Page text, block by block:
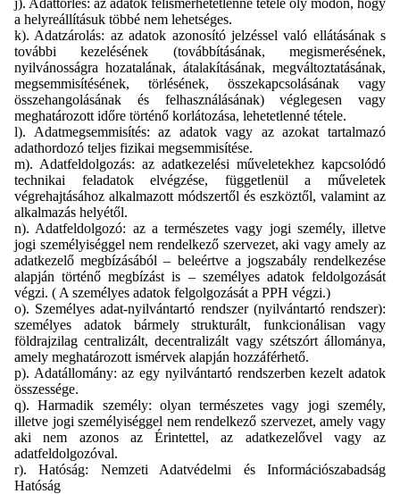
a helyreállításuk többé nem lehetséges.
k). Adatzárolás: az adatok azonosító jelzéssel való ellátásának s
további kezelésének (továbbításának, megismerésének,
nyilvánosságra hozatalának, átalakításának, megváltoztatásának,
megsemmisítésének, törlésének, összekapcsolásának vagy
összehangolásának és felhasználásának) véglegesen vagy
meghatározott időre történő korlátozása, lehetetlenné tétele.
l). Adatmegsemmisítés: az adatok vagy az azokat tartalmazó
adathordozó teljes fizikai megsemmisítése.
m). Adatfeldolgozás: az adatkezelési műveletekhez kapcsolódó
technikai feladatok elvégzése, függetlenül a műveletek
végrehajtásához alkalmazott módszertől és eszköztől, valamint az
alkalmazás helyétől.
n). Adatfeldolgozó: az a természetes vagy jogi személy, illetve
jogi személyiséggel nem rendelkező szervezet, aki vagy amely az
adatkezelő megbízásából – beleértve a jogszabály rendelkezése
alapján történő megbízást is – személyes adatok feldolgozását
végzi. ( A személyes adatok felgolgozását a PPH végzi.)
o). Személyes adat-nyilvántartó rendszer (nyilvántartó rendszer):
személyes adatok bármely strukturált, funkcionálisan vagy
földrajzilag centralizált, decentralizált vagy szétszórt állománya,
amely meghatározott ismérvek alapján hozzáférhető.
p). Adatállomány: az egy nyilvántartó rendszerben kezelt adatok
összessége.
q). Harmadik személy: olyan természetes vagy jogi személy,
illetve jogi személyiséggel nem rendelkező szervezet, amely vagy
aki nem azonos az Érintettel, az adatkezelővel vagy az
adatfeldolgozóval.
r). Hatóság: Nemzeti Adatvédelmi és Információszabadság
Hatóság